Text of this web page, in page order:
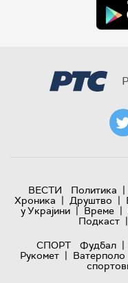
ВЕСТИ Политика |
Хроника | Друштво |
у Украјини | Време |
Подкаст |
СПОРТ
Фудбал |
Рукомет | Ватерполо